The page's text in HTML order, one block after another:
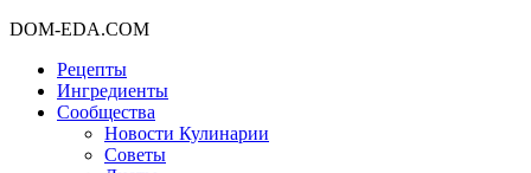
DOM-EDA.COM
Рецепты
Ингредиенты
Сообщества
Новости Кулинарии
Советы